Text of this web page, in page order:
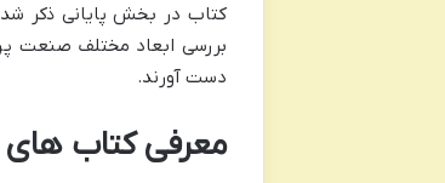
کتاب در بخش پایانی ذکر
بررسی ابعاد مختلف صنعت
دست آورند.
معرفی کتاب